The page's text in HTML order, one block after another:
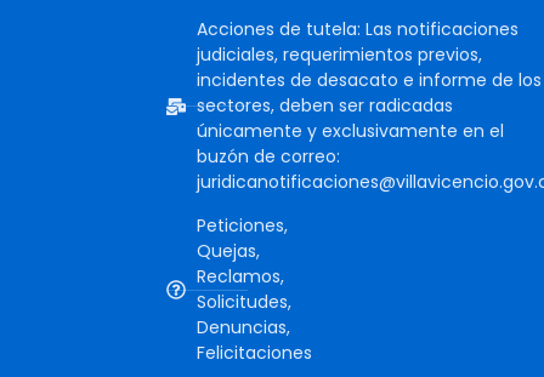
Acciones de tutela: Las notificaciones
judiciales, requerimientos previos,
incidentes de desacato e informe de los
sectores, deben ser radicadas
únicamente y exclusivamente en el
buzón de correo:
Peticiones,
Quejas,
Reclamos,
Solicitudes,
Denuncias,
Felicitaciones